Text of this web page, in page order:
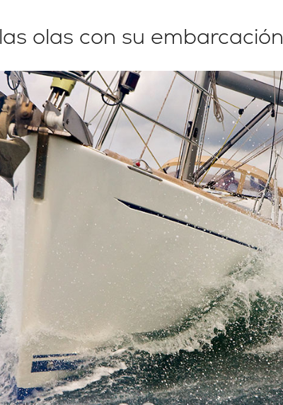
olas con su embarcación
Yates a motor
Alquiler de Yates de Lujo
con Tripulación
Alquiler de Yates en
Flotilla
Valovie - Asistente de
Navegación Remota
Alquiler de catamaranes
Bali